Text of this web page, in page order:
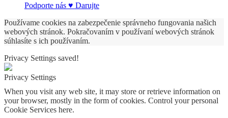
Podporte nás ♥ Darujte
Používame cookies na zabezpečenie správneho fungovania našich
webových stránok. Pokračovaním v používaní webových stránok
súhlasíte s ich používaním.
Privacy Settings saved!
Privacy Settings
When you visit any web site, it may store or retrieve information on
your browser, mostly in the form of cookies. Control your personal
Cookie Services here.